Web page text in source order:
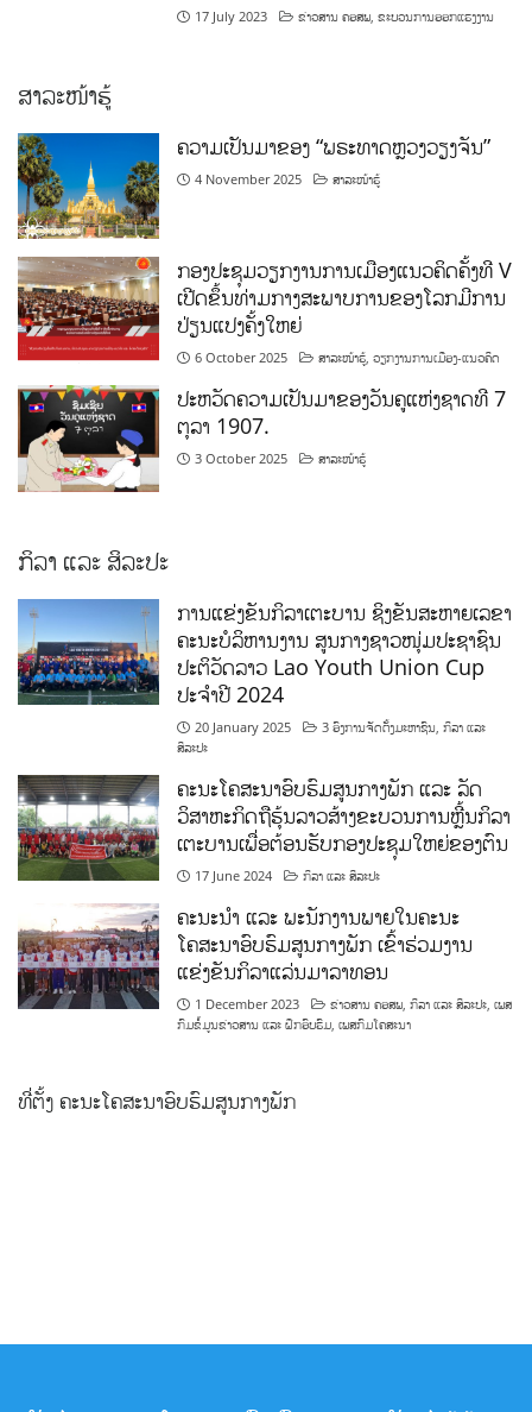
17 July 2023 ຂ່າວສານ ຄອສພ,ຂະບວນການອອກແຮງງານ
ສາລະໜ້າຮູ້
ຄວາມເປັນມາຂອງ “ພຣະທາດຫຼວງວຽງຈັນ”
4 November 2025 ສາລະໜ້າຮູ້
ກອງປະຊຸມວຽກງານການເມືອງແນວຄິດຄັ້ງທີ V
ເປີດຂຶ້ນທ່າມກາງສະພາບການຂອງໂລກມີການ
ປ່ຽນແປງຄັ້ງໃຫຍ່
6 October 2025 ສາລະໜ້າຮູ້,ວຽກງານການເມືອງ-ແນວຄິດ
ປະຫວັດຄວາມເປັນມາຂອງວັນຄູແຫ່ງຊາດທີ 7
ຕຸລາ 1907.
3 October 2025 ສາລະໜ້າຮູ້
ກິລາ ແລະ ສິລະປະ
ການແຂ່ງຂັນກິລາເຕະບານ ຊິງຂັນສະຫາຍເລຂາ
ຄະນະບໍລິຫານງານ ສູນກາງຊາວໜຸ່ມປະຊາຊົນ
ປະຕິວັດລາວ Lao Youth Union Cup
ປະຈຳປີ 2024
20 January 2025 3 ອົງການຈັດຕັ້ງມະຫາຊົນ ,ກິລາ ແລະ
ສິລະປະ
ຄະນະໂຄສະນາອົບຮົມສູນກາງພັກ ແລະ ລັດ
ວິສາຫະກິດຖືຮຸ້ນລາວສ້າງຂະບວນການຫຼີ້ນກິລາ
ເຕະບານເພື່ອຕ້ອນຮັບກອງປະຊຸມໃຫຍ່ຂອງຕົນ
17 June 2024 ກິລາ ແລະ ສິລະປະ
ຄະນະນຳ ແລະ ພະນັກງານພາຍໃນຄະນະ
ໂຄສະນາອົບຮົມສູນກາງພັກ ເຂົ້າຮ່ວມງານ
ແຂ່ງຂັນກິລາແລ່ນມາລາທອນ
1 December 2023 ຂ່າວສານ ຄອສພ ,ກິລາ ແລະ ສິລະປະ ,ເພສ
ກົມຂໍ້ມູນຂ່າວສານ ແລະ ຝຶກອົບຮົມ ,ເພສກົມໂຄສະນາ
ທີ່ຕັ້ງ ຄະນະໂຄສະນາອົບຮົມສູນກາງພັກ